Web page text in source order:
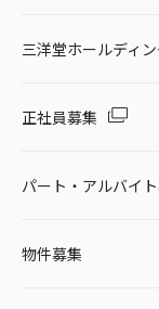
三洋堂ホールディ
正社員募集
パート・アルバイ
物件募集